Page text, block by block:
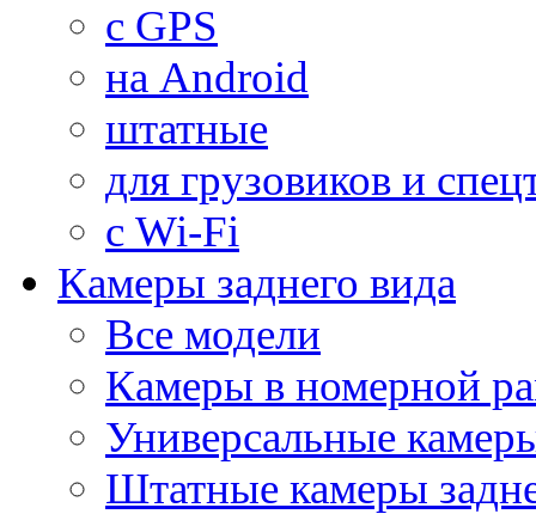
с GPS
на Android
штатные
для грузовиков и
с Wi-Fi
Камеры заднего вида
Все модели
Камеры в номерной
Универсальные
Штатные камеры